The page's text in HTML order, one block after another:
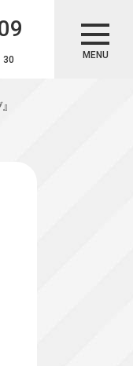
30 MENU